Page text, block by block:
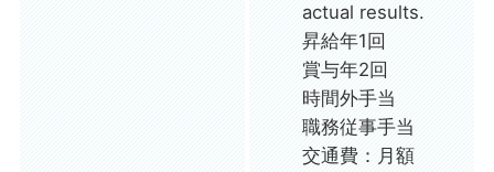
actual results.
昇給年1回
賞与年2回
時間外手当
職務従事手当
交通費：月額